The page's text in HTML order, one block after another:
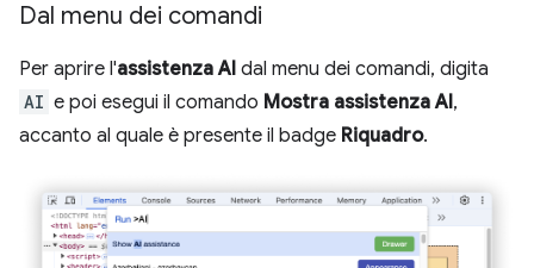
Dal menu dei comandi
Per aprire l'assistenza AI dal menu dei comandi, digita
AI e poi esegui il comando Mostra assistenza AI,
accanto al quale è presente il badge Riquadro.